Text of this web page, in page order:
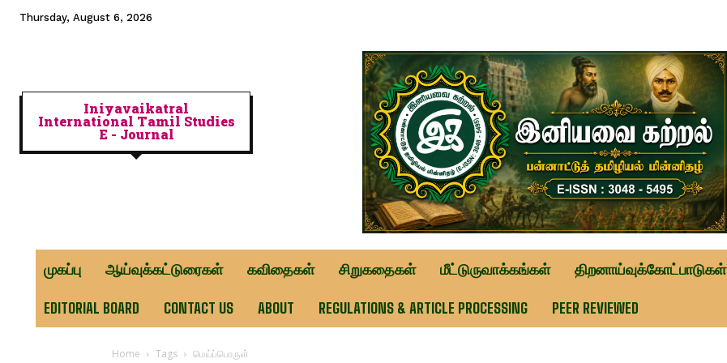
Thursday, August 6, 2026
Iniyavaikatral
International Tamil Studies
E - Journal
முகப்பு ஆய்வுக்கட்டுரைகள் கவிதைகள் சிறுகதைகள் மீட்டுருவாக்கங்கள் திறனாய்வுக்கோட்பாடுகள்
EDITORIAL BOARD CONTACT US ABOUT REGULATIONS & ARTICLE PROCESSING PEER REVIEWED
Home Tags மெய்ப்பொருள்